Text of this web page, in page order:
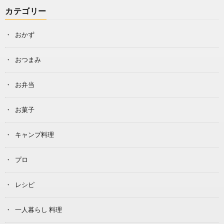
カテゴリー
おかず
おつまみ
お弁当
お菓子
キャンプ料理
プロ
レシピ
一人暮らし 料理